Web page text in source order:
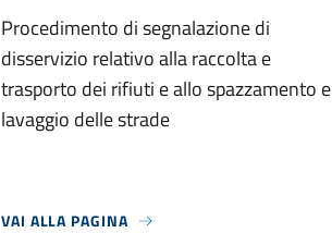
Procedimento di segnalazione di
disservizio relativo alla raccolta e
trasporto dei rifiuti e allo spazzamento e
lavaggio delle strade
VAI ALLA PAGINA